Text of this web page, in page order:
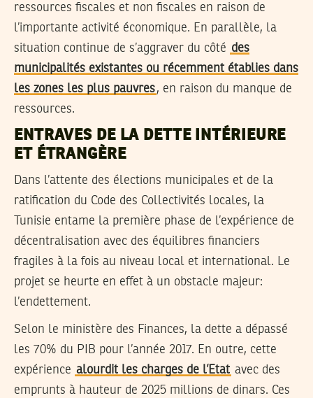
ressources fiscales et non fiscales en raison de
l’importante activité économique. En parallèle, la
situation continue de s’aggraver du côté des
municipalités existantes ou récemment établies dans
les zones les plus pauvres, en raison du manque de
ressources.
ENTRAVES DE LA DETTE INTÉRIEURE
ET ÉTRANGÈRE
Dans l’attente des élections municipales et de la
ratification du Code des Collectivités locales, la
Tunisie entame la première phase de l’expérience de
décentralisation avec des équilibres financiers
fragiles à la fois au niveau local et international. Le
projet se heurte en effet à un obstacle majeur:
l’endettement.
Selon le ministère des Finances, la dette a dépassé
les 70% du PIB pour l’année 2017. En outre, cette
expérience alourdit les charges de l’Etat avec des
emprunts à hauteur de 2025 millions de dinars. Ces